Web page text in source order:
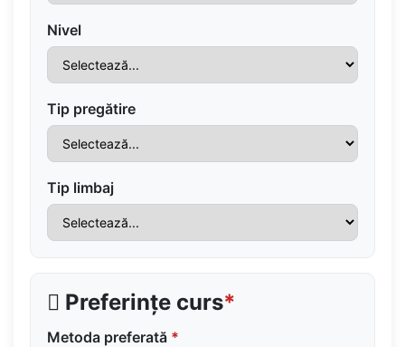
Nivel
Tip pregătire
Tip limbaj
Preferințe curs*
Metoda preferată *